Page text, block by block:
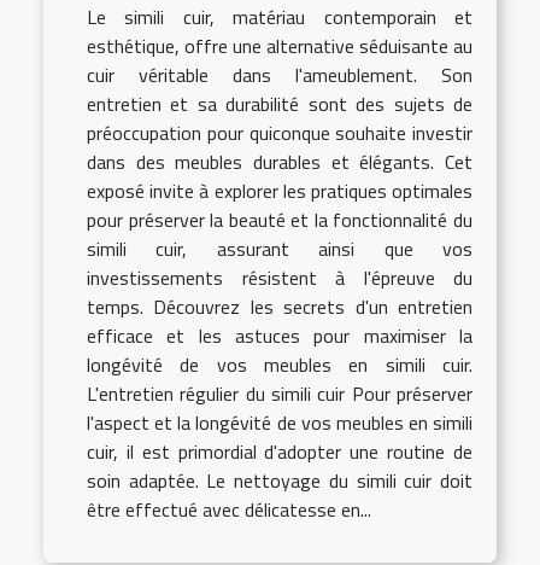
Le simili cuir, matériau contemporain et
esthétique, offre une alternative séduisante au
cuir véritable dans l'ameublement. Son
entretien et sa durabilité sont des sujets de
préoccupation pour quiconque souhaite investir
dans des meubles durables et élégants. Cet
exposé invite à explorer les pratiques optimales
pour préserver la beauté et la fonctionnalité du
simili cuir, assurant ainsi que vos
investissements résistent à l'épreuve du
temps. Découvrez les secrets d'un entretien
efficace et les astuces pour maximiser la
longévité de vos meubles en simili cuir.
L'entretien régulier du simili cuir Pour préserver
l'aspect et la longévité de vos meubles en simili
cuir, il est primordial d'adopter une routine de
soin adaptée. Le nettoyage du simili cuir doit
être effectué avec délicatesse en...